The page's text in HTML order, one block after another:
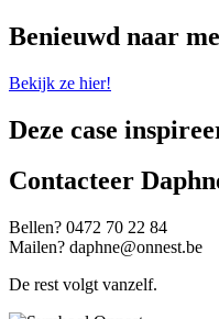
Benieuwd naar
Bekijk ze hier!
Deze case
Contacteer
Bellen? 0472 70 22 84​
Mailen? daphne@onnest.be
De rest volgt vanzelf.